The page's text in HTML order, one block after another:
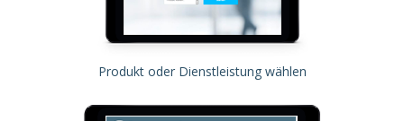
Produkt oder Dienstleistung wählen